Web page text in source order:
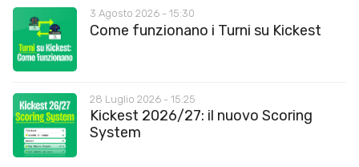
3 Agosto 2026 - 15:30
Come funzionano i Turni su Kickest
28 Luglio 2026 - 15:25
Kickest 2026/27: il nuovo Scoring
System